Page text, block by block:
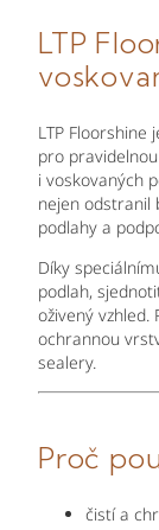
LTP
LTP
pro
i voskovaných
nejen odstranil
podlahy a
Díky
podlah,
oživený vzhled.
ochrannou
sealery.
Proč
čistí a